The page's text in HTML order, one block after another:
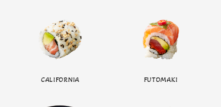
CALIFORNIA FUTOMAKI